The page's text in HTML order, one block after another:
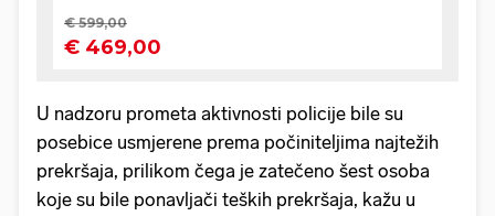
U nadzoru prometa aktivnosti policije bile su
posebice usmjerene prema počiniteljima najtežih
prekršaja, prilikom čega je zatečeno šest osoba
koje su bile ponavljači teških prekršaja, kažu u